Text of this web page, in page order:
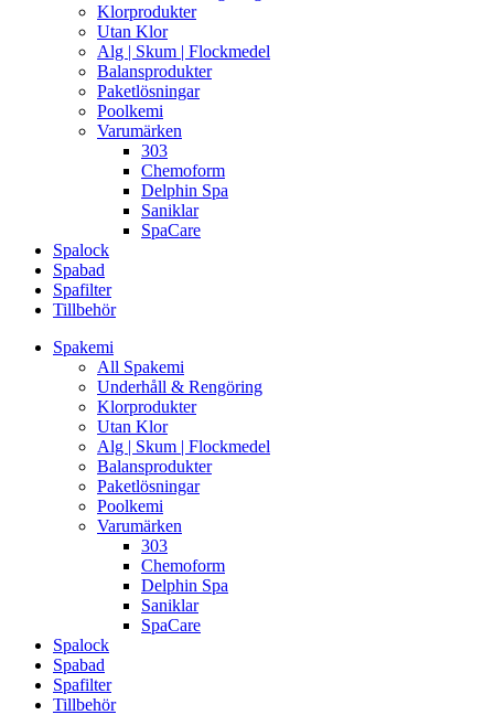
Klorprodukter
Utan Klor
Alg | Skum | Flockmedel
Balansprodukter
Paketlösningar
Poolkemi
Varumärken
303
Chemoform
Delphin Spa
Saniklar
SpaCare
Spalock
Spabad
Spafilter
Tillbehör
Spakemi
All Spakemi
Underhåll & Rengöring
Klorprodukter
Utan Klor
Alg | Skum | Flockmedel
Balansprodukter
Paketlösningar
Poolkemi
Varumärken
303
Chemoform
Delphin Spa
Saniklar
SpaCare
Spalock
Spabad
Spafilter
Tillbehör